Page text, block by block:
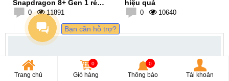
Snapdragon 8+ Gen 1 rẻ
nhất Thế Giới!
0 11891
hiệu quả
0 10640
Trang chủ
0
Giỏ hàng
0
Thông báo Tài khoản
Bạn cần hỗ trợ?